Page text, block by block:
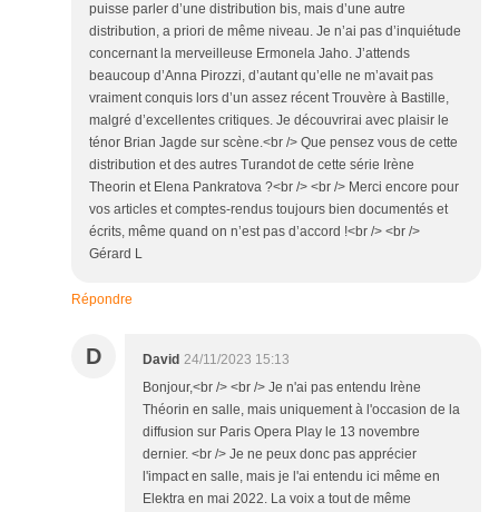
puisse parler d’une distribution bis, mais d’une autre
distribution, a priori de même niveau. Je n’ai pas d’inquiétude
concernant la merveilleuse Ermonela Jaho. J’attends
beaucoup d’Anna Pirozzi, d’autant qu’elle ne m’avait pas
vraiment conquis lors d’un assez récent Trouvère à Bastille,
malgré d’excellentes critiques. Je découvrirai avec plaisir le
ténor Brian Jagde sur scène.<br /> Que pensez vous de cette
distribution et des autres Turandot de cette série Irène
Theorin et Elena Pankratova ?<br /> <br /> Merci encore pour
vos articles et comptes-rendus toujours bien documentés et
écrits, même quand on n’est pas d’accord !<br /> <br />
Gérard L
Répondre
D David 24/11/2023 15:13
Bonjour,<br /> <br /> Je n'ai pas entendu Irène
Théorin en salle, mais uniquement à l'occasion de la
diffusion sur Paris Opera Play le 13 novembre
dernier. <br /> Je ne peux donc pas apprécier
l'impact en salle, mais je l'ai entendu ici même en
Elektra en mai 2022. La voix a tout de même